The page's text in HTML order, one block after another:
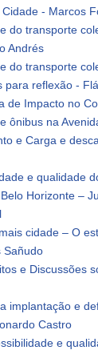
- Marcos
do transporte
Andrés
do transporte
para reflexão -
de Impacto no
ônibus na
e Carga e
e qualidade
Horizonte –
cidade – O
Sañudo
e Discussões
implantação e
Castro
e